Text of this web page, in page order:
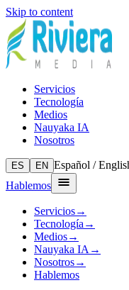
Skip to content
Servicios
Tecnología
Medios
Nauyaka IA
Nosotros
ES EN Español /
Hablemos
Servicios→
Tecnología →
Medios→
Nauyaka IA →
Nosotros→
Hablemos